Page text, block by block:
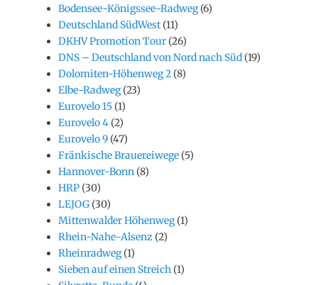
Bodensee-Königssee-Radweg(6)
Deutschland SüdWest(11)
DKHV Promotion Tour (26)
DNS – Deutschland von Nord nach Süd (19)
Dolomiten-Höhenweg 2 (8)
Elbe-Radweg(23)
Eurovelo 15 (1)
Eurovelo 4 (2)
Eurovelo 9 (47)
Fränkische Brauereiwege (5)
Hannover-Bonn (8)
HRP (30)
LEJOG (30)
Mittenwalder Höhenweg(1)
Rhein-Nahe-Alsenz (2)
Rheinradweg(1)
Sieben auf einen Streich (1)